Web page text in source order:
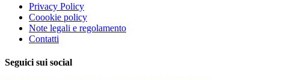
Privacy Policy
Coookie policy
Note legali e regolamento
Contatti
Seguici sui social